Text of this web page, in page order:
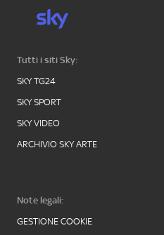
Tutti i siti Sky:
SKY TG24
SKY SPORT
SKY VIDEO
ARCHIVIO SKY ARTE
Note legali:
GESTIONE COOKIE